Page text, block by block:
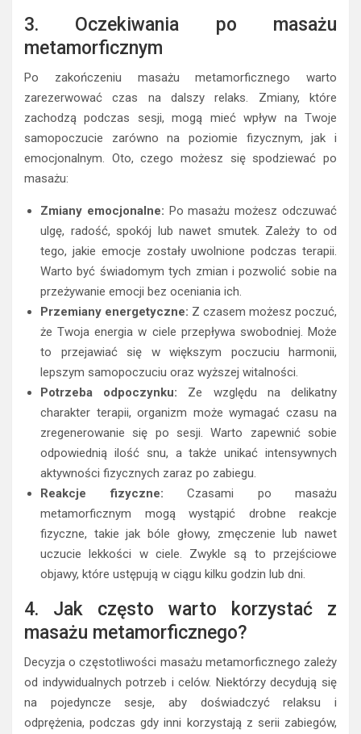
3. Oczekiwania po masażu
metamorficznym
Po zakończeniu masażu metamorficznego warto
zarezerwować czas na dalszy relaks. Zmiany, które
zachodzą podczas sesji, mogą mieć wpływ na Twoje
samopoczucie zarówno na poziomie fizycznym, jak i
emocjonalnym. Oto, czego możesz się spodziewać po
masażu:
Zmiany emocjonalne: Po masażu możesz odczuwać
ulgę, radość, spokój lub nawet smutek. Zależy to od
tego, jakie emocje zostały uwolnione podczas terapii.
Warto być świadomym tych zmian i pozwolić sobie na
przeżywanie emocji bez oceniania ich.
Przemiany energetyczne: Z czasem możesz poczuć,
że Twoja energia w ciele przepływa swobodniej. Może
to przejawiać się w większym poczuciu harmonii,
lepszym samopoczuciu oraz wyższej witalności.
Potrzeba odpoczynku: Ze względu na delikatny
charakter terapii, organizm może wymagać czasu na
zregenerowanie się po sesji. Warto zapewnić sobie
odpowiednią ilość snu, a także unikać intensywnych
aktywności fizycznych zaraz po zabiegu.
Reakcje fizyczne: Czasami po masażu
metamorficznym mogą wystąpić drobne reakcje
fizyczne, takie jak bóle głowy, zmęczenie lub nawet
uczucie lekkości w ciele. Zwykle są to przejściowe
objawy, które ustępują w ciągu kilku godzin lub dni.
4. Jak często warto korzystać z
masażu metamorficznego?
Decyzja o częstotliwości masażu metamorficznego zależy
od indywidualnych potrzeb i celów. Niektórzy decydują się
na pojedyncze sesje, aby doświadczyć relaksu i
odprężenia, podczas gdy inni korzystają z serii zabiegów,